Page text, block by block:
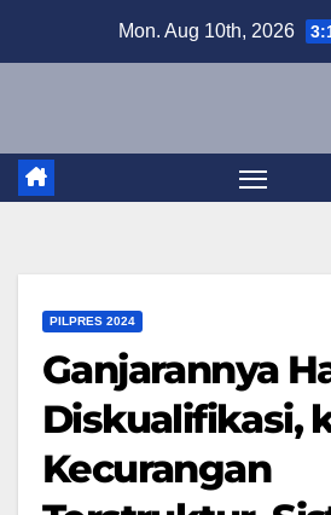
Mon. Aug 10th, 2026
PILPRES 2024
Ganjarannya
Diskualifikasi,
Kecurangan